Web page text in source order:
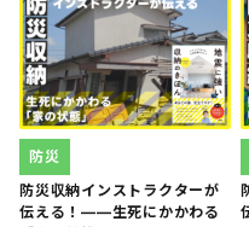
防災収納インストラクターが
伝える！――生死にかかわる
防災